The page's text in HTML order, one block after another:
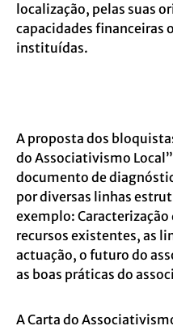
localização, pelas suas
capacidades financeiras
instituídas.
A proposta dos
do Associativismo
documento de
por diversas linhas
exemplo: Caracterização
recursos existentes, as
actuação, o futuro do
as boas práticas do
A Carta do